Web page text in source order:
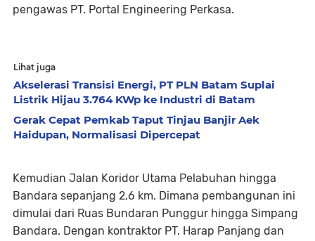
pengawas PT. Portal Engineering Perkasa.
Lihat juga
Akselerasi Transisi Energi, PT PLN Batam Suplai
Listrik Hijau 3.764 KWp ke Industri di Batam
Gerak Cepat Pemkab Taput Tinjau Banjir Aek
Haidupan, Normalisasi Dipercepat
Kemudian Jalan Koridor Utama Pelabuhan hingga
Bandara sepanjang 2,6 km. Dimana pembangunan ini
dimulai dari Ruas Bundaran Punggur hingga Simpang
Bandara. Dengan kontraktor PT. Harap Panjang dan